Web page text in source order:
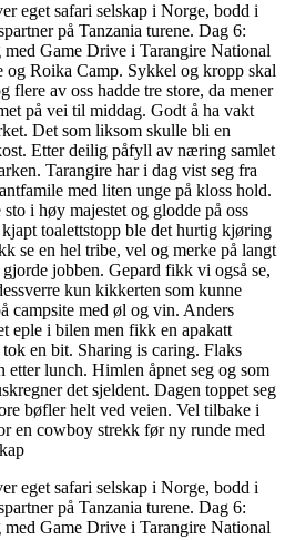
eget safari selskap i Norge, bodd i
på Tanzania turene. Dag 6:
Game Drive i Tarangire National
og Roika Camp. Sykkel og kropp skal
flere av oss hadde tre store, da mener
på vei til middag. Godt å ha vakt
Det som liksom skulle bli en
Etter deilig påfyll av næring samlet
Tarangire har i dag vist seg fra
med liten unge på kloss hold.
i høy majestet og glodde på oss
toalettstopp ble det hurtig kjøring
se en hel tribe, vel og merke på langt
jobben. Gepard fikk vi også se,
kun kikkerten som kunne
campsite med øl og vin. Anders
eple i bilen men fikk en apakatt
en bit. Sharing is caring. Flaks
etter lunch. Himlen åpnet seg og som
det sjeldent. Dagen toppet seg
bøfler helt ved veien. Vel tilbake i
en cowboy strekk før ny runde med
eget safari selskap i Norge, bodd i
på Tanzania turene. Dag 6:
Game Drive i Tarangire National